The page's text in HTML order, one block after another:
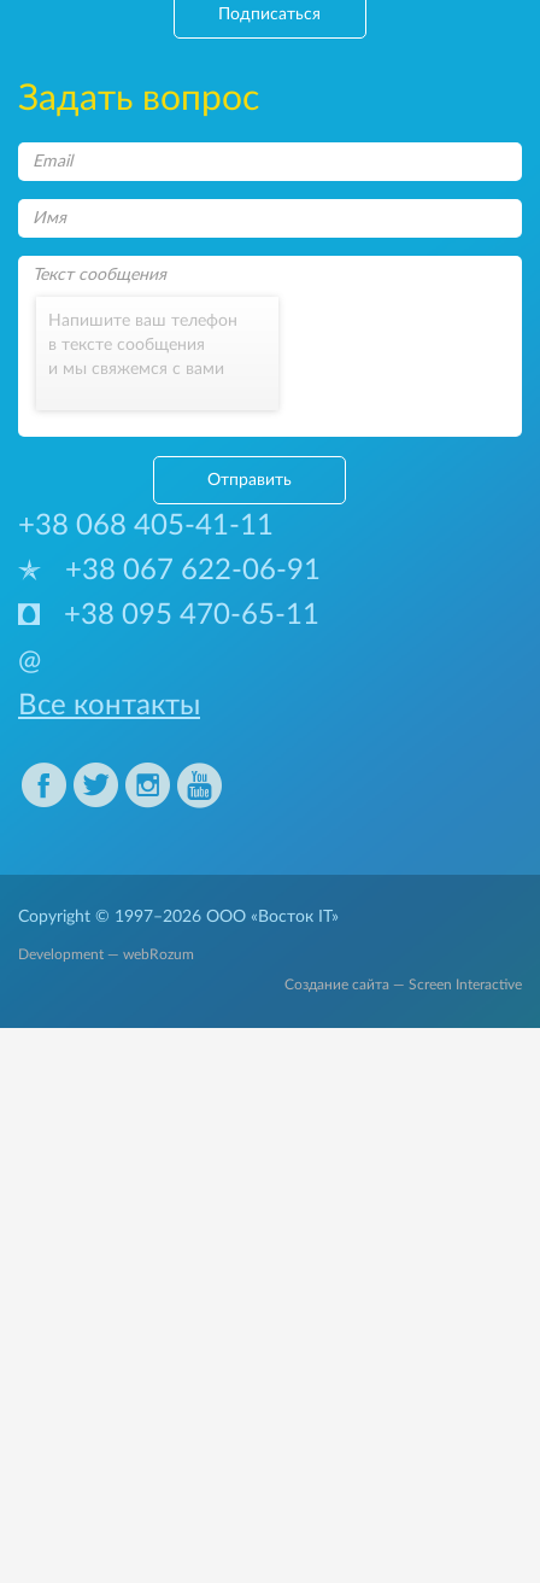
Подписаться
Задать вопрос
Напишите ваш телефон
в тексте сообщения
и мы свяжемся с вами
Отправить
+38 068 405-41-11
+38 067 622-06-91
+38 095 470-65-11
@
Все контакты
Copyright © 1997–2026 ООО «Восток IT»
Development — webRozum
Создание сайта — Screen Interactive